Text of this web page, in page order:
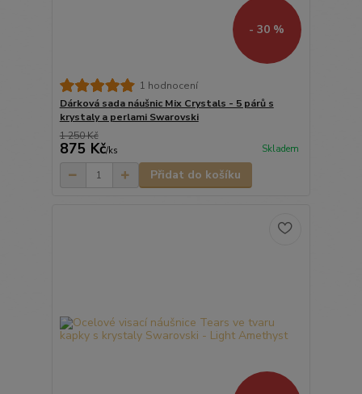
- 30 %
1 hodnocení
Dárková sada náušnic Mix Crystals - 5 párů s
krystaly a perlami Swarovski
1 250 Kč
875 Kč/ks Skladem
Přidat do košíku